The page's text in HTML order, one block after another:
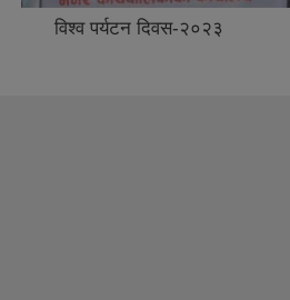
विश्व पर्यटन दिवस-२०२३